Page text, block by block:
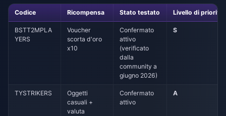
Codice Ricompensa Stato testato Livello di priorità
BSTT2MPLA
YERS
Voucher
scorta d'oro
x10
Confermato
attivo
(verificato
dalla
community a
giugno 2026)
S
TYSTRIKERS
Oggetti
casuali +
valuta
Confermato
attivo
A